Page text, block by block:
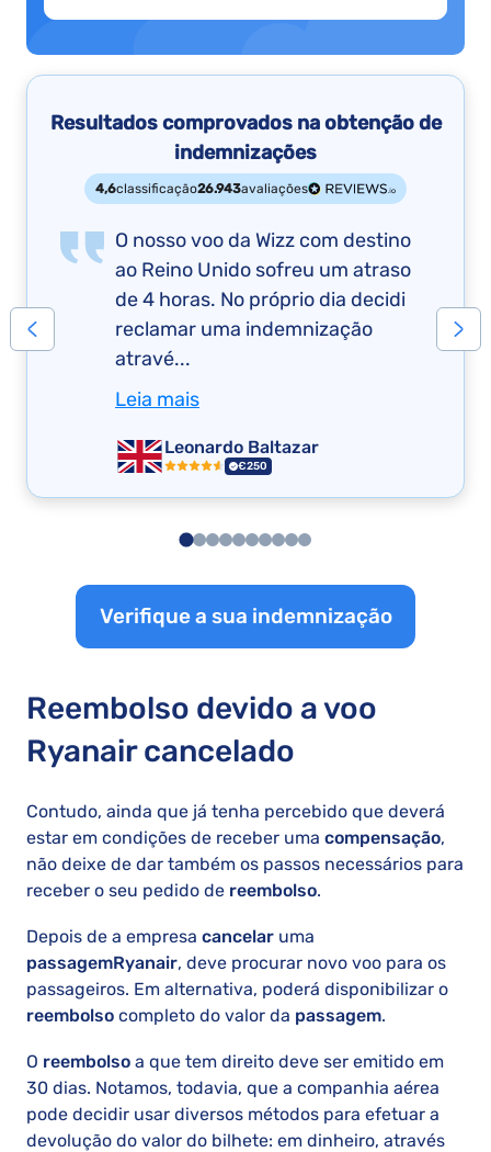
Resultados comprovados na obtenção de
indemnizações
4,6classificação26.943avaliações
O nosso voo da Wizz com destino
ao Reino Unido sofreu um atraso
de 4 horas. No próprio dia decidi
reclamar uma indemnização
atravé...
Leia mais
Leonardo Baltazar
€250
Verifique a sua indemnização
Reembolso devido a voo
Ryanair cancelado
Contudo, ainda que já tenha percebido que deverá
estar em condições de receber uma compensação,
não deixe de dar também os passos necessários para
receber o seu pedido de reembolso.
Depois de a empresa cancelar uma
passagemRyanair, deve procurar novo voo para os
passageiros. Em alternativa, poderá disponibilizar o
reembolso completo do valor da passagem.
O reembolso a que tem direito deve ser emitido em
30 dias. Notamos, todavia, que a companhia aérea
pode decidir usar diversos métodos para efetuar a
devolução do valor do bilhete: em dinheiro, através